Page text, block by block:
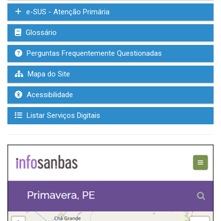
e-SUS - Atenção Primária
Glossário
Perguntas Frequentemente Questionadas
Mapa do Site
Acessibilidade
Listar Serviços Digitais